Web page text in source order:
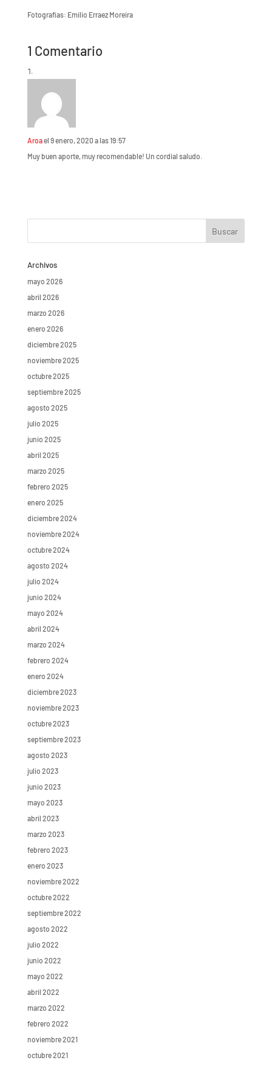
Fotografías: Emilio Erraez Moreira
1 Comentario
Aroael 9 enero, 2020 a las 19:57
Muy buen aporte, muy recomendable! Un cordial saludo.
Archivos
mayo 2026
abril 2026
marzo 2026
enero 2026
diciembre 2025
noviembre 2025
octubre 2025
septiembre 2025
agosto 2025
julio 2025
junio 2025
abril 2025
marzo 2025
febrero 2025
enero 2025
diciembre 2024
noviembre 2024
octubre 2024
agosto 2024
julio 2024
junio 2024
mayo 2024
abril 2024
marzo 2024
febrero 2024
enero 2024
diciembre 2023
noviembre 2023
octubre 2023
septiembre 2023
agosto 2023
julio 2023
junio 2023
mayo 2023
abril 2023
marzo 2023
febrero 2023
enero 2023
noviembre 2022
octubre 2022
septiembre 2022
agosto 2022
julio 2022
junio 2022
mayo 2022
abril 2022
marzo 2022
febrero 2022
noviembre 2021
octubre 2021